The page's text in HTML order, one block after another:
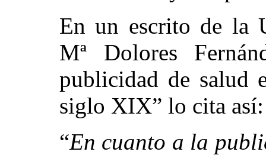
En un escrito de la
Mª Dolores
publicidad de salud
siglo XIX” lo cita así:
“En cuanto a la